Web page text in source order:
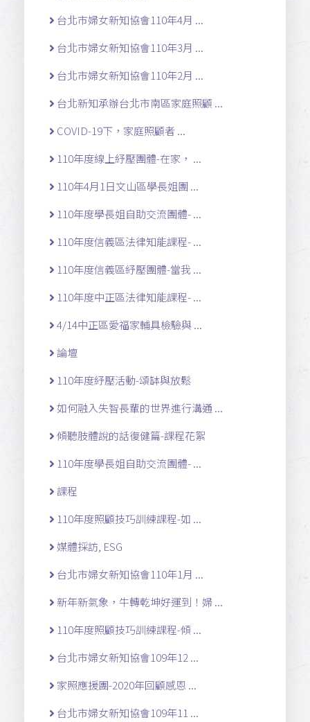
台北市婦女新知協會110年4月 ...
台北市婦女新知協會110年3月 ...
台北市婦女新知協會110年2月 ...
台北新知承辦台北市南區家庭照顧 ...
COVID-19下，家庭照顧者 ...
110年度線上紓壓團體-在家， ...
110年4月1日文山區學長姐團 ...
110年度學長姐自助交流團體- ...
110年度信義區法律知能課程- ...
110年度信義區紓壓團體-當我 ...
110年度中正區法律知能課程- ...
4/14中正區愛福家輔具檢驗與 ...
論壇
110年度紓壓活動-頌缽與放鬆
如何融入失智長輩的世界進行溝通 ...
傾聽肢體說的話復健篇-課程花絮
110年度學長姐自助交流團體- ...
課程
110年度照顧技巧訓練課程-如 ...
媒體採訪, ESG
台北市婦女新知協會110年1月 ...
新年新氣象，牛轉乾坤好運到！婦 ...
110年度照顧技巧訓練課程-傾 ...
台北市婦女新知協會109年12 ...
家照應援團-2020年回顧感恩 ...
台北市婦女新知協會109年11 ...